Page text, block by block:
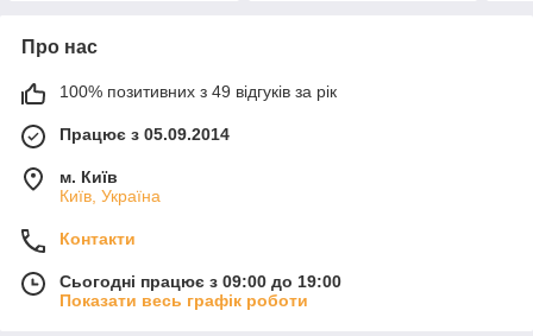
Про нас
100% позитивних з 49 відгуків за рік
Працює з 05.09.2014
м. Київ
Київ, Україна
Контакти
Сьогодні працює з 09:00 до 19:00
Показати весь графік роботи